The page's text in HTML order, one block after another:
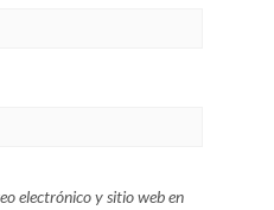
electrónico y sitio web en